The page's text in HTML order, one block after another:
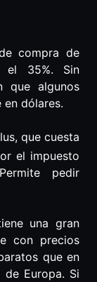
compra de
el 35%. Sin
que algunos
en dólares.
que cuesta
el impuesto
pedir
una gran
con precios
que en
Europa. Si